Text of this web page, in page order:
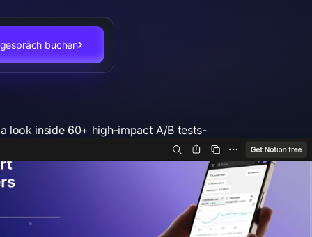
buchen
look inside 60+ high-impact A/B tests-